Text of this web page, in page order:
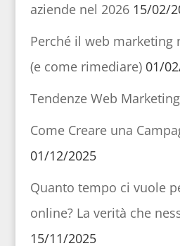
aziende nel 2026 15/02/
Perché il web
(e come rimediare) 01/
Tendenze Web
Come Creare una
01/12/2025
Quanto tempo ci vuole
online? La verità che
15/11/2025